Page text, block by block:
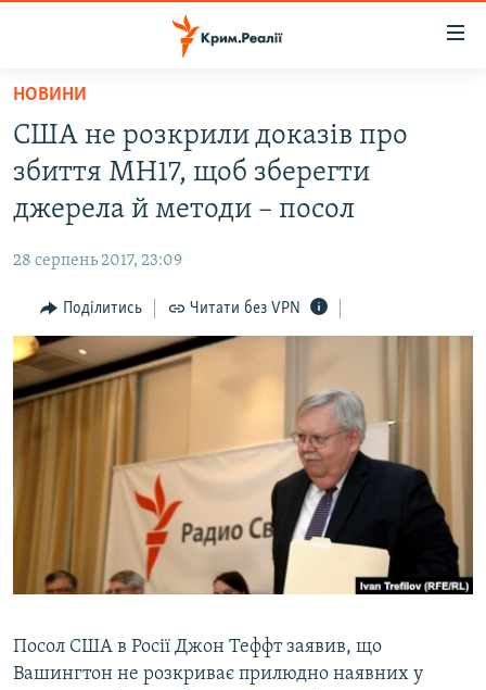
Перейти
основного
матеріалу
до
основної
навігації
Перейти
до
пошуку
ВОДА.КРИМ
ВІДЕО ТА ФОТО
БЛОГИ
ПОГЛЯД
ІНТЕРВ'Ю
ВСЕ ЗА ДЕНЬ
ДЕПОРТАЦІЯ
ВІДЕОУРОКИ «ELIFBE»
СВІДЧЕННЯ ОКУПАЦІЇ
УКРАЇНСЬКА ПРОБЛЕМА КРИМУ
ЯК ОБІЙТИ БЛОКУВАННЯ
НОВИНИ
США не розкрили доказів про
збиття MH17, щоб зберегти
джерела й методи – посол
28 серпень 2017, 23:09
Поділитись Читати без VPN
Посол США в Росії Джон Теффт заявив, що
Вашингтон не розкриває прилюдно наявних у